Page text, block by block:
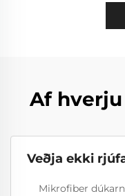
Af
Veðja ekki
Mikrofiber